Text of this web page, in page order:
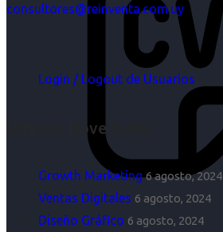
consultores@reinventa.com.uy
Login / Logout de Usuarios
Últimas Novedades
Growth Marketing 6 agosto, 2024
Ventas Digitales 6 agosto, 2024
Diseño Gráfico 6 agosto, 2024